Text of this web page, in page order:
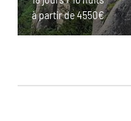
à partir de 4550€